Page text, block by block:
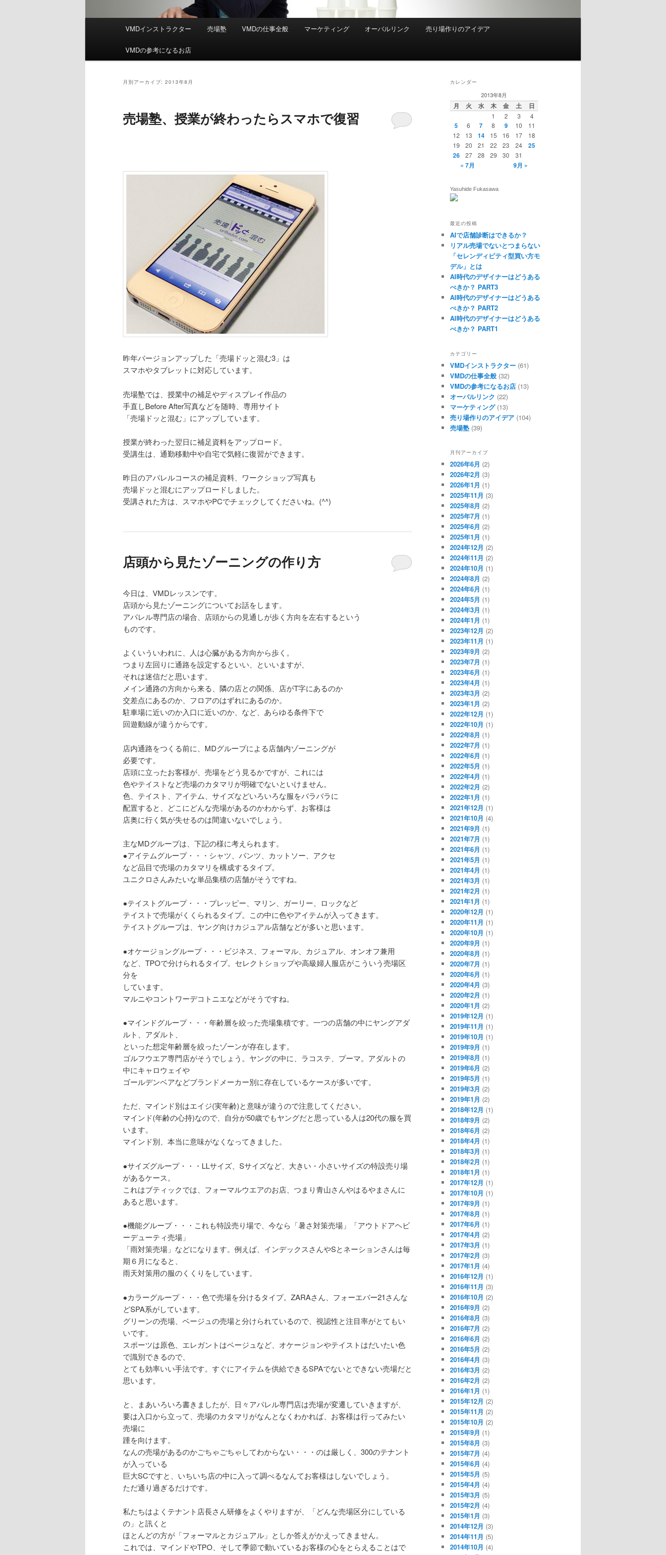
メ
VMDインストラクター 売場塾 VMDの仕事全般 マーケティング オーバルリンク 売り場作りのアイデア
VMDの参考になるお店
月別アーカイブ: 2013年8月
売場塾、授業が終わったらスマホで復習
昨年バージョンアップした「売場ドッと混む3」は
スマホやタブレットに対応しています。
売場塾では、授業中の補足やディスプレイ作品の
手直しBefore After写真などを随時、専用サイト
「売場ドッと混む」にアップしています。
授業が終わった翌日に補足資料をアップロード。
受講生は、通勤移動中や自宅で気軽に復習ができます。
昨日のアパレルコースの補足資料、ワークショップ写真も
売場ドッと混むにアップロードしました。
受講された方は、スマホやPCでチェックしてくださいね。(^^)
店頭から見たゾーニングの作り方
今日は、VMDレッスンです。
店頭から見たゾーニングについてお話をします。
アパレル専門店の場合、店頭からの見通しが歩く方向を左右するという
ものです。
よくいういわれに、人は心臓がある方向から歩く。
つまり左回りに通路を設定するといい、といいますが、
それは迷信だと思います。
メイン通路の方向から来る、隣の店との関係、店がT字にあるのか
交差点にあるのか、フロアのはずれにあるのか。
駐車場に近いのか入口に近いのか、など、あらゆる条件下で
回遊動線が違うからです。
店内通路をつくる前に、MDグループによる店舗内ゾーニングが
必要です。
店頭に立ったお客様が、売場をどう見るかですが、これには
色やテイストなど売場のカタマリが明確でないといけません。
色、テイスト、アイテム、サイズなどいろいろな服をバラバラに
配置すると、どこにどんな売場があるのかわからず、お客様は
店奥に行く気が失せるのは間違いないでしょう。
主なMDグループは、下記の様に考えられます。
●アイテムグループ・・・シャツ、パンツ、カットソー、アクセ
など品目で売場のカタマリを構成するタイプ。
ユニクロさんみたいな単品集積の店舗がそうですね。
●テイストグループ・・・プレッピー、マリン、ガーリー、ロックなど
テイストで売場がくくられるタイプ。この中に色やアイテムが入ってきます。
テイストグループは、ヤング向けカジュアル店舗などが多いと思います。
●オケージョングループ・・・ビジネス、フォーマル、カジュアル、オンオフ兼用
など、TPOで分けられるタイプ。セレクトショップや高級婦人服店がこういう売場区
分を
しています。
マルニやコントワーデコトニエなどがそうですね。
●マインドグループ・・・年齢層を絞った売場集積です。一つの店舗の中にヤングアダ
ルト、アダルト、
といった想定年齢層を絞ったゾーンが存在します。
ゴルフウエア専門店がそうでしょう。ヤングの中に、ラコステ、プーマ。アダルトの
中にキャロウェイや
ゴールデンベアなどブランドメーカー別に存在しているケースが多いです。
ただ、マインド別はエイジ(実年齢)と意味が違うので注意してください。
マインド(年齢の心持)なので、自分が50歳でもヤングだと思っている人は20代の服を買
います。
マインド別、本当に意味がなくなってきました。
●サイズグループ・・・LLサイズ、Sサイズなど、大きい・小さいサイズの特設売り場
があるケース。
これはブティックでは、フォーマルウエアのお店、つまり青山さんやはるやまさんに
あると思います。
●機能グループ・・・これも特設売り場で、今なら「暑さ対策売場」「アウトドアヘビ
ーデューティ売場」
「雨対策売場」などになります。例えば、インデックスさんやSとネーションさんは毎
期６月になると、
雨天対策用の服のくくりをしています。
●カラーグループ・・・色で売場を分けるタイプ。ZARAさん、フォーエバー21さんな
どSPA系がしています。
グリーンの売場、ベージュの売場と分けられているので、視認性と注目率がとてもい
いです。
スポーツは原色、エレガントはベージュなど、オケージョンやテイストはだいたい色
で識別できるので、
とても効率いい手法です。すぐにアイテムを供給できるSPAでないとできない売場だと
思います。
と、まあいろいろ書きましたが、日々アパレル専門店は売場が変遷していきますが、
要は入口から立って、売場のカタマリがなんとなくわかれば、お客様は行ってみたい
売場に
踵を向けます。
なんの売場があるのかごちゃごちゃしてわからない・・・のは厳しく、300のテナント
が入っている
巨大SCですと、いちいち店の中に入って調べるなんてお客様はしないでしょう。
ただ通り過ぎるだけです。
私たちはよくテナント店長さん研修をよくやりますが、「どんな売場区分にしている
の」と訊くと
ほとんどの方が「フォーマルとカジュアル」としか答えがかえってきません。
これでは、マインドやTPO、そして季節で動いているお客様の心をとらえることはで
カレンダー
2013年8月
月 火 水 木 金 土 日
1 2 3 4
5 6 7 8 9 10
11
12
13 14 15 16 17
18
19
20 21 22 23 24
25
26
27 28 29 30 31
« 7月 9月 »
Yasuhide Fukasawa
最近の投稿
AIで店舗診断はできるか？
リアル売場でないとつまらない
「セレンディピティ型買い方モ
デル」とは
AI時代のデザイナーはどうある
べきか？ PART3
AI時代のデザイナーはどうある
べきか？ PART2
AI時代のデザイナーはどうある
べきか？ PART1
カテゴリー
VMDインストラクター (61)
VMDの仕事全般 (32)
VMDの参考になるお店 (13)
オーバルリンク (22)
マーケティング(13)
売り場作りのアイデア (104)
売場塾 (39)
月刊アーカイブ
2026年6月 (2)
2026年2月 (3)
2026年1月 (1)
2025年11月 (3)
2025年8月 (2)
2025年7月 (1)
2025年6月 (2)
2025年1月 (1)
2024年12月 (2)
2024年11月 (2)
2024年10月 (1)
2024年8月 (2)
2024年6月 (1)
2024年5月 (1)
2024年3月 (1)
2024年1月 (1)
2023年12月 (2)
2023年11月 (1)
2023年9月 (2)
2023年7月 (1)
2023年6月 (1)
2023年4月 (1)
2023年3月 (2)
2023年1月 (2)
2022年12月 (1)
2022年10月 (1)
2022年8月 (1)
2022年7月 (1)
2022年6月 (1)
2022年5月 (1)
2022年4月 (1)
2022年2月 (2)
2022年1月 (1)
2021年12月 (1)
2021年10月 (4)
2021年9月 (1)
2021年7月 (1)
2021年6月 (1)
2021年5月 (1)
2021年4月 (1)
2021年3月 (1)
2021年2月 (1)
2021年1月 (1)
2020年12月 (1)
2020年11月 (1)
2020年10月 (1)
2020年9月 (1)
2020年8月 (1)
2020年7月 (1)
2020年6月 (1)
2020年4月 (3)
2020年2月 (1)
2020年1月 (2)
2019年12月 (1)
2019年11月 (1)
2019年10月 (1)
2019年9月 (1)
2019年8月 (1)
2019年6月 (2)
2019年5月 (1)
2019年3月 (2)
2019年1月 (2)
2018年12月 (1)
2018年9月 (2)
2018年6月 (2)
2018年4月 (1)
2018年3月 (1)
2018年2月 (1)
2018年1月 (1)
2017年12月 (1)
2017年10月 (1)
2017年9月 (1)
2017年8月 (1)
2017年6月 (1)
2017年4月 (2)
2017年3月 (1)
2017年2月 (3)
2017年1月 (4)
2016年12月 (1)
2016年11月 (3)
2016年10月 (2)
2016年9月 (2)
2016年8月 (3)
2016年7月 (2)
2016年6月 (2)
2016年5月 (2)
2016年4月 (3)
2016年3月 (2)
2016年2月 (2)
2016年1月 (1)
2015年12月 (2)
2015年11月 (2)
2015年10月 (2)
2015年9月 (1)
2015年8月 (3)
2015年7月 (4)
2015年6月 (4)
2015年5月 (5)
2015年4月 (4)
2015年3月 (5)
2015年2月 (4)
2015年1月 (3)
2014年12月 (3)
2014年11月 (5)
2014年10月 (4)